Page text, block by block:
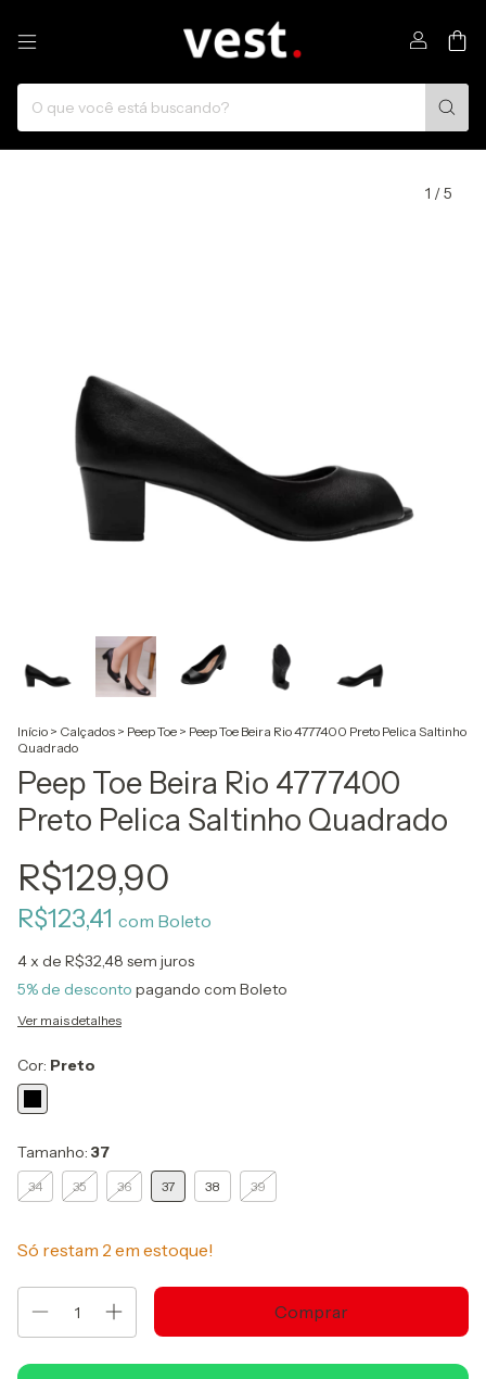
1 /5
Início > Calçados > Peep Toe > Peep Toe Beira Rio 4777400 Preto Pelica Saltinho
Quadrado
Peep Toe Beira Rio 4777400
Preto Pelica Saltinho Quadrado
R$129,90
R$123,41 com Boleto
4x de R$32,48 sem juros
5% de desconto pagando com Boleto
Ver mais detalhes
Cor: Preto
Tamanho: 37
34 35 36 37 38 39
Só restam 2 em estoque!